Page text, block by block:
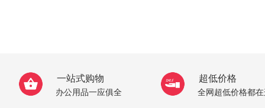
一站式购物
办公用品一应俱全
超低价格
全网超低价格都